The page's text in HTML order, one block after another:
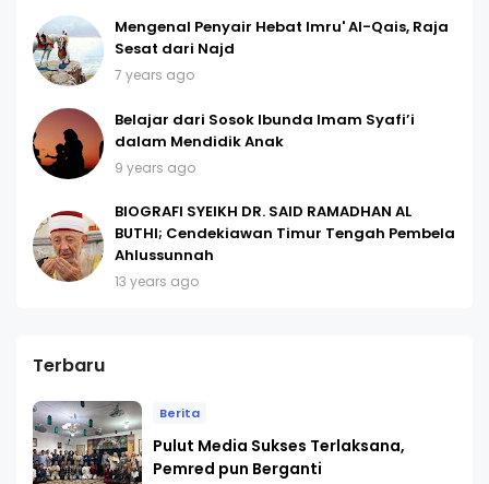
Mengenal Penyair Hebat Imru' Al-Qais, Raja
Sesat dari Najd
7 years ago
Belajar dari Sosok Ibunda Imam Syafi’i
dalam Mendidik Anak
9 years ago
BIOGRAFI SYEIKH DR. SAID RAMADHAN AL
BUTHI; Cendekiawan Timur Tengah Pembela
Ahlussunnah
13 years ago
Terbaru
Berita
Pulut Media Sukses Terlaksana,
Pemred pun Berganti